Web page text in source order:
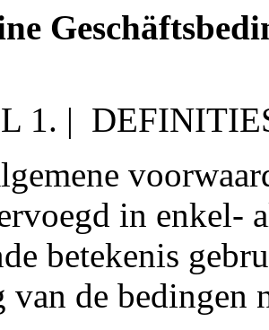
1. |
in enkel-
betekenis
van de bedingen